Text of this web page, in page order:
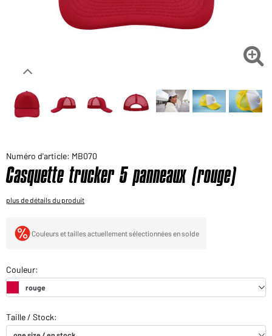
Voudriez-vous acheter des produits pour votre besoin

Numéro d'article: MB070
Casquette trucker 5 panneaux (rouge)
plus de détails du produit
Couleurs et tailles actuellement sélectionnées en solde